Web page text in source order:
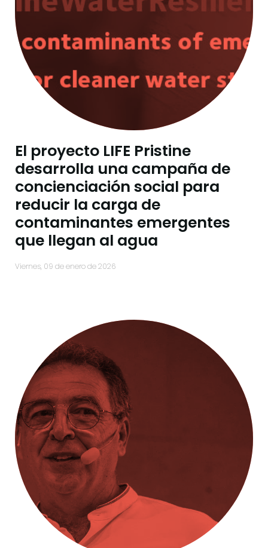
El proyecto LIFE Pristine
desarrolla una campaña de
concienciación social para
reducir la carga de
contaminantes emergentes
que llegan al agua
viernes, 09 de enero de 2026